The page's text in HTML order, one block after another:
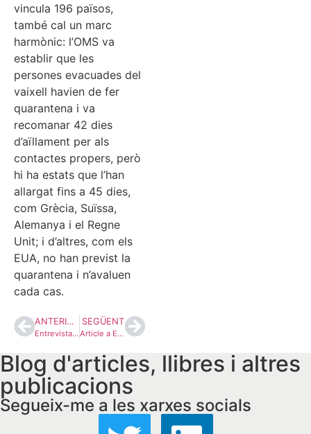
vincula 196 països,
també cal un marc
harmònic: l’OMS va
establir que les
persones evacuades del
vaixell havien de fer
quarantena i va
recomanar 42 dies
d’aïllament per als
contactes propers, però
hi ha estats que l’han
allargat fins a 45 dies,
com Grècia, Suïssa,
Alemanya i el Regne
Unit; i d’altres, com els
EUA, no han previst la
quarantena i n’avaluen
cada cas.
ANTERIOR
Entrevista a l’Aquí Parlem de RTVE: “Aquí els grups de pressió busquen obtenir un altre tipus de contraprestació”
SEGÜENT
Article a El País: “El chovinismo del bienestar”
Blog d'articles, llibres i altres
publicacions
Segueix-me a les xarxes socials